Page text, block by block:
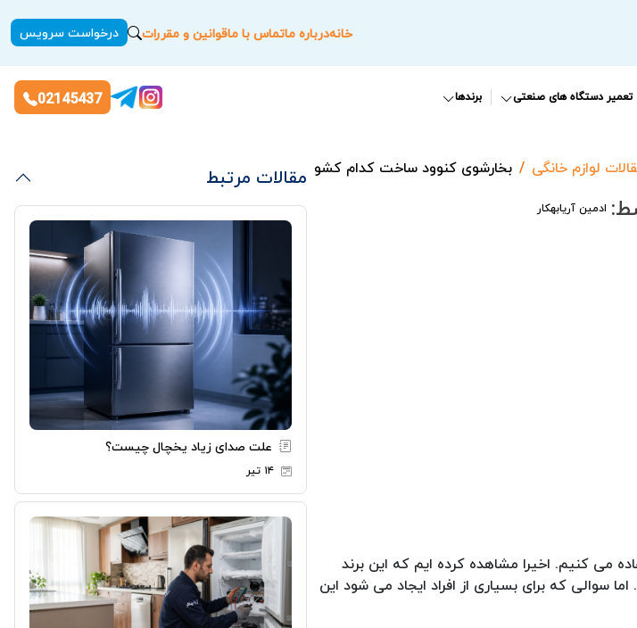
خانهدرباره ماتماس با ماقوانین و مقررات درخواست سرویس
تعمیر دستگاه های صنعتی برندها 02145437
لوازم خانگی بخارشوی کنوود ساخت کدام کشور است؟
ادمین آریابهکار
می کنیم. اخیرا مشاهده کرده ایم که این برند
سوالی که برای بسیاری از افراد ایجاد می شود این
مقالات مرتبط
علت صدای زیاد یخچال چیست؟
۱۴ تیر